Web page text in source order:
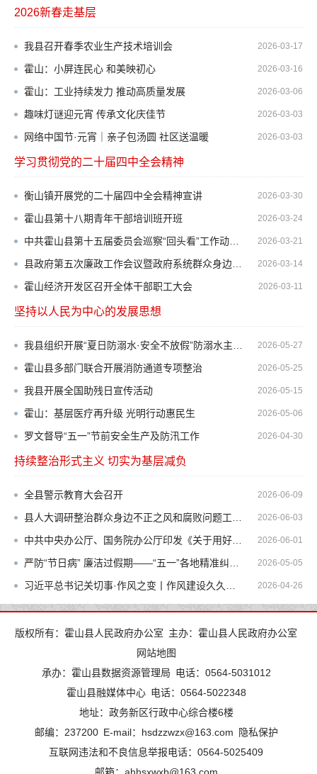
2026新春走基层
更多>>
我县召开春季农业生产技术培训会 2026-03-17
霍山：小屏连民心 和美映初心 2026-03-16
霍山：工业持续发力 推动高质量发展 2026-03-06
趣味灯谜迎元宵 传承文化庆佳节 2026-03-03
网络中国节·元宵｜亲子包汤圆 社区送温暖 2026-03-03
学习贯彻党的二十届四中全会精神
更多>>
衡山镇开展党的二十届四中全会精神宣讲 2026-03-30
霍山县第十八期青年干部培训班开班 2026-03-24
中共霍山县第十五届委员会巡察“回头看”工作动员部署会召开 2026-03-21
县政府第五次廉政工作会议暨政府系统群众身边不正之风和腐败问题集中整治工作会议召开 2026-03-14
霍山经济开发区召开全体干部职工大会 2026-03-11
坚持以人民为中心的发展思想
更多>> 我县组织开展“夏日防溺水·安全不放假”防溺水主题宣传教育活动 2026-05-27
霍山县多部门联合开展消防通道专项整治 2026-05-25
我县开展全国助残日宣传活动 2026-05-15
霍山：基层医疗再升级 光明行动惠民生 2026-05-06
罗文督导“五一”节前安全生产及防汛工作 2026-04-30
持续整治形式主义 切实为基层减负
更多>>
全县警示教育大会召开 2026-06-09
县人大调研整治群众身边不正之风和腐败问题工作审议意见落实情况 2026-06-03
中共中央办公厅、国务院办公厅印发《关于用好乡镇（街道）履行职责事项清单的具体措施》 2026-06-01
严防“节日病” 廉洁过假期——“五一”各地精准纠治“四风”问题观察 2026-05-05
习近平总书记关切事·作风之变丨作风建设久久为功 2026-04-26
版权所有：霍山县人民政府办公室 主办：霍山县人民政府办公室
网站地图
承办：霍山县数据资源管理局 电话：0564-5031012
霍山县融媒体中心 电话：0564-5022348
地址：政务新区行政中心综合楼6楼
邮编：237200 E-mail：hsdzzwzx@163.com
隐私保护
互联网违法和不良信息举报电话：0564-5025409